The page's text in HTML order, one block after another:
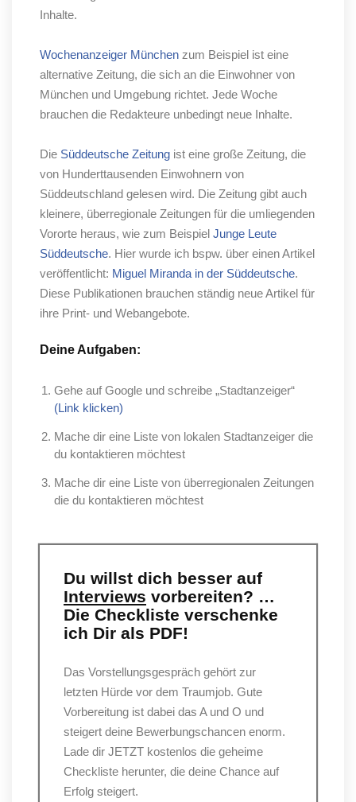
Inhalte.
Wochenanzeiger München zum Beispiel ist eine
alternative Zeitung, die sich an die Einwohner von
München und Umgebung richtet. Jede Woche
brauchen die Redakteure unbedingt neue Inhalte.
Die Süddeutsche Zeitung ist eine große Zeitung, die
von Hunderttausenden Einwohnern von
Süddeutschland gelesen wird. Die Zeitung gibt auch
kleinere, überregionale Zeitungen für die umliegenden
Vororte heraus, wie zum Beispiel Junge Leute
Süddeutsche. Hier wurde ich bspw. über einen Artikel
veröffentlicht: Miguel Miranda in der Süddeutsche.
Diese Publikationen brauchen ständig neue Artikel für
ihre Print- und Webangebote.
Deine Aufgaben:
Gehe auf Google und schreibe „Stadtanzeiger“
(Link klicken)
Mache dir eine Liste von lokalen Stadtanzeiger die
du kontaktieren möchtest
Mache dir eine Liste von überregionalen Zeitungen
die du kontaktieren möchtest
Du willst dich besser auf
Interviews vorbereiten? …
Die Checkliste verschenke
ich Dir als PDF!
Das Vorstellungsgespräch gehört zur
letzten Hürde vor dem Traumjob. Gute
Vorbereitung ist dabei das A und O und
steigert deine Bewerbungschancen enorm.
Lade dir JETZT kostenlos die geheime
Checkliste herunter, die deine Chance auf
Erfolg steigert.